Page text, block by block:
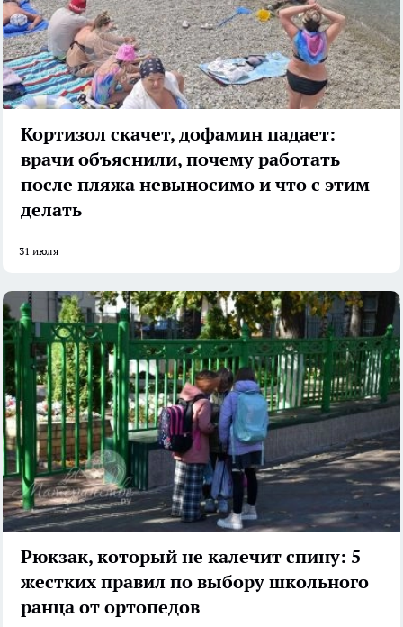
Кортизол скачет, дофамин падает:
врачи объяснили, почему работать
после пляжа невыносимо и что с этим
делать
31 июля
Рюкзак, который не калечит спину: 5
жестких правил по выбору школьного
ранца от ортопедов